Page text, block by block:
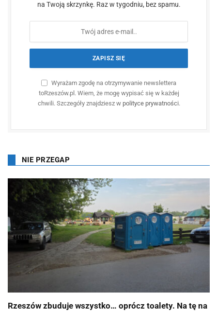
na Twoją skrzynkę. Raz w tygodniu, bez spamu.
Wyrażam zgodę na otrzymywanie newslettera
toRzeszów.pl. Wiem, że mogę wypisać się w każdej
chwili. Szczegóły znajdziesz w polityce prywatności.
NIE PRZEGAP
Rzeszów zbuduje wszystko… oprócz toalety. Na tę na